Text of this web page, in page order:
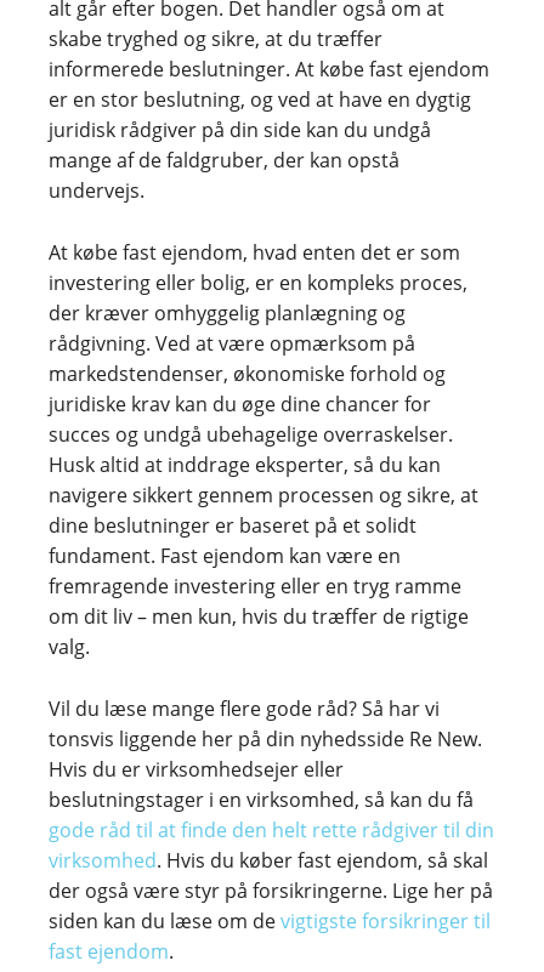
alt går efter bogen. Det handler også om at
skabe tryghed og sikre, at du træffer
informerede beslutninger. At købe fast ejendom
er en stor beslutning, og ved at have en dygtig
juridisk rådgiver på din side kan du undgå
mange af de faldgruber, der kan opstå
undervejs.
At købe fast ejendom, hvad enten det er som
investering eller bolig, er en kompleks proces,
der kræver omhyggelig planlægning og
rådgivning. Ved at være opmærksom på
markedstendenser, økonomiske forhold og
juridiske krav kan du øge dine chancer for
succes og undgå ubehagelige overraskelser.
Husk altid at inddrage eksperter, så du kan
navigere sikkert gennem processen og sikre, at
dine beslutninger er baseret på et solidt
fundament. Fast ejendom kan være en
fremragende investering eller en tryg ramme
om dit liv – men kun, hvis du træffer de rigtige
valg.
Vil du læse mange flere gode råd? Så har vi
tonsvis liggende her på din nyhedsside Re New.
Hvis du er virksomhedsejer eller
beslutningstager i en virksomhed, så kan du få
gode råd til at finde den helt rette rådgiver til din
virksomhed. Hvis du køber fast ejendom, så skal
der også være styr på forsikringerne. Lige her på
siden kan du læse om devigtigste forsikringer til
fast ejendom.